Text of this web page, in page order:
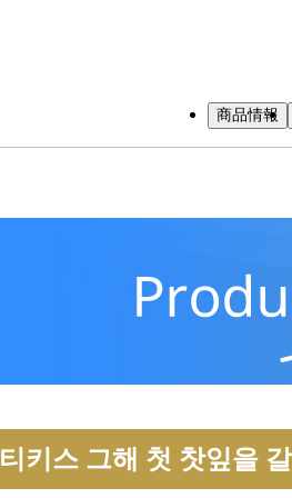
商品情報
키스 그해 첫 찻잎을